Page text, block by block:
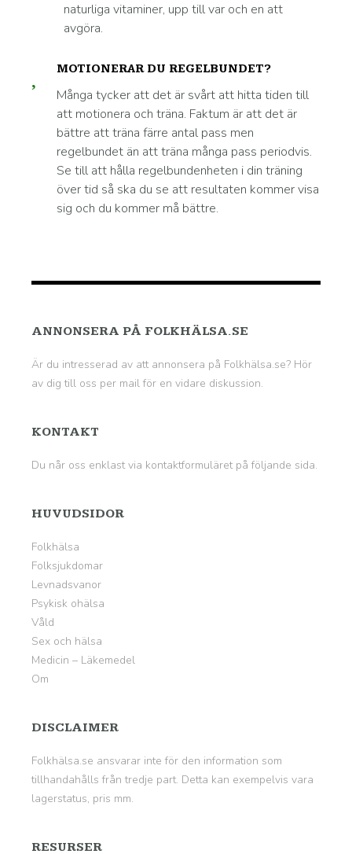
naturliga vitaminer, upp till var och en att
avgöra.
MOTIONERAR DU REGELBUNDET?
Många tycker att det är svårt att hitta tiden till
att motionera och träna. Faktum är att det är
bättre att träna färre antal pass men
regelbundet än att träna många pass periodvis.
Se till att hålla regelbundenheten i din träning
över tid så ska du se att resultaten kommer visa
sig och du kommer må bättre.
ANNONSERA PÅ FOLKHÄLSA.SE
Är du intresserad av att annonsera på Folkhälsa.se? Hör
av dig till oss per mail för en vidare diskussion.
KONTAKT
Du når oss enklast via kontaktformuläret på följande sida.
HUVUDSIDOR
Folkhälsa
Folksjukdomar
Levnadsvanor
Psykisk ohälsa
Våld
Sex och hälsa
Medicin – Läkemedel
Om
DISCLAIMER
Folkhälsa.se ansvarar inte för den information som
tillhandahålls från tredje part. Detta kan exempelvis vara
lagerstatus, pris mm.
RESURSER